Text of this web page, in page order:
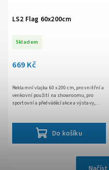
LS2 Flag 60x200cm
Skladem
669 Kč
Do košíku
Reklamní vlajka 60 x 200 cm, pro vnitřní a
venkovní použití na showroomu, pro
sportovní a předváděcí akce a výstavy,